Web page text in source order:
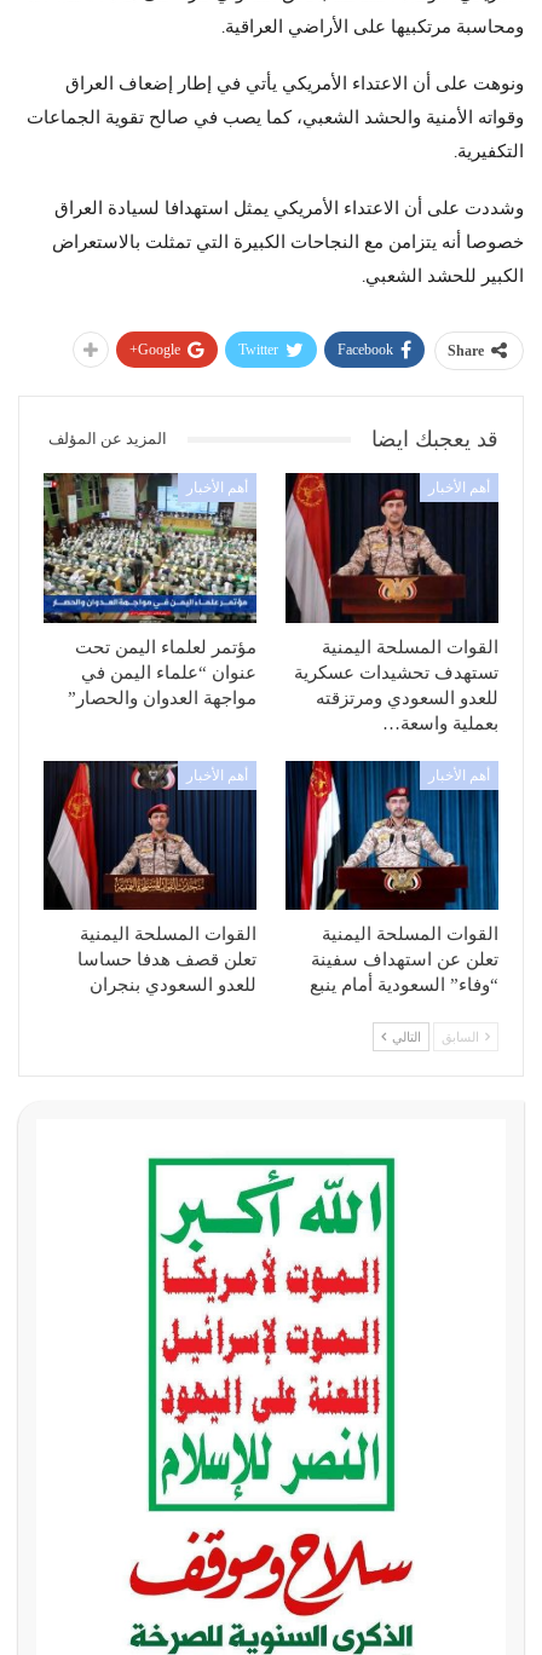
ومحاسبة مرتكبيها على الأراضي العراقية.
ونوهت على أن الاعتداء الأمريكي يأتي في إطار إضعاف العراق
وقواته الأمنية والحشد الشعبي، كما يصب في صالح تقوية الجماعات
التكفيرية.
وشددت على أن الاعتداء الأمريكي يمثل استهدافا لسيادة العراق
خصوصا أنه يتزامن مع النجاحات الكبيرة التي تمثلت بالاستعراض
الكبير للحشد الشعبي.
Share
Facebook
Twitter
Google+
قد يعجبك ايضا المزيد عن المؤلف
أهم الأخبار
القوات المسلحة اليمنية
تستهدف تحشيدات عسكرية
للعدو السعودي ومرتزقته
بعملية واسعة…
أهم الأخبار
مؤتمر لعلماء اليمن تحت
عنوان “علماء اليمن في
مواجهة العدوان والحصار”
أهم الأخبار
القوات المسلحة اليمنية
تعلن عن استهداف سفينة
“وفاء” السعودية أمام ينبع
أهم الأخبار
القوات المسلحة اليمنية
تعلن قصف هدفا حساسا
للعدو السعودي بنجران
السابق التالي